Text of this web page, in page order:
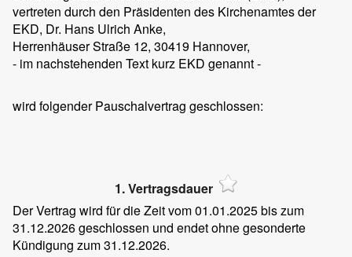
vertreten durch den Präsidenten des Kirchenamtes der
EKD, Dr. Hans Ulrich Anke,
Herrenhäuser Straße 12, 30419 Hannover,
- im nachstehenden Text kurz EKD genannt -
wird folgender Pauschalvertrag geschlossen:
1. Vertragsdauer
Der Vertrag wird für die Zeit vom 01.01.2025 bis zum
31.12.2026 geschlossen und endet ohne gesonderte
Kündigung zum 31.12.2026.